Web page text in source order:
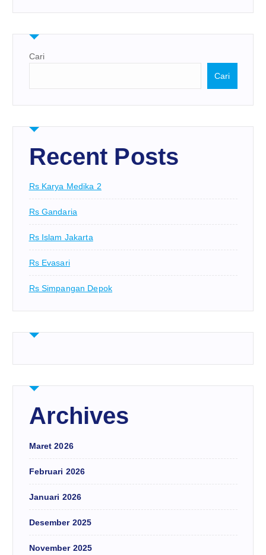
Cari
Cari
Recent Posts
Rs Karya Medika 2
Rs Gandaria
Rs Islam Jakarta
Rs Evasari
Rs Simpangan Depok
Archives
Maret 2026
Februari 2026
Januari 2026
Desember 2025
November 2025